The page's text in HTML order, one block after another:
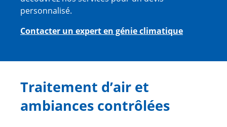
personnalisé.
Contacter un expert en génie climatique
Traitement d’air et
ambiances contrôlées